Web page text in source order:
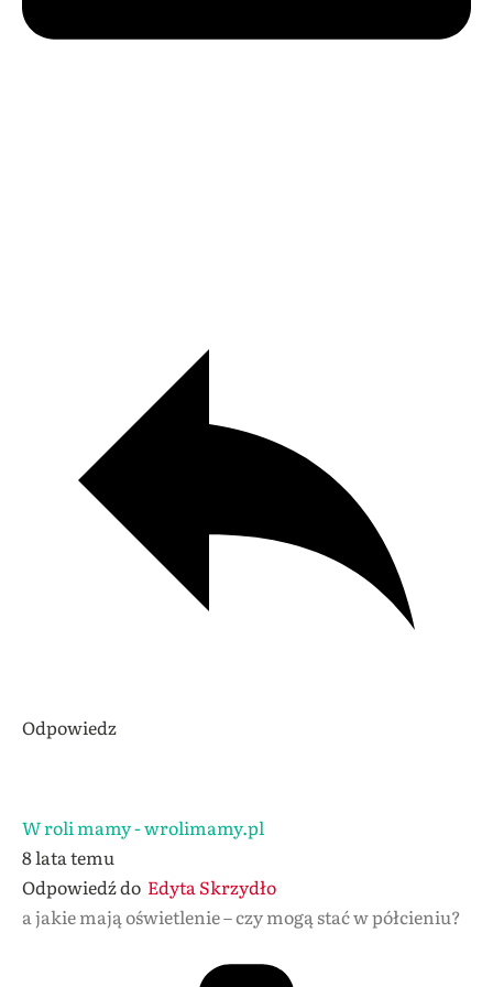
Odpowiedz
W roli mamy - wrolimamy.pl
8 lata temu
Odpowiedź do Edyta Skrzydło
a jakie mają oświetlenie – czy mogą stać w półcieniu?